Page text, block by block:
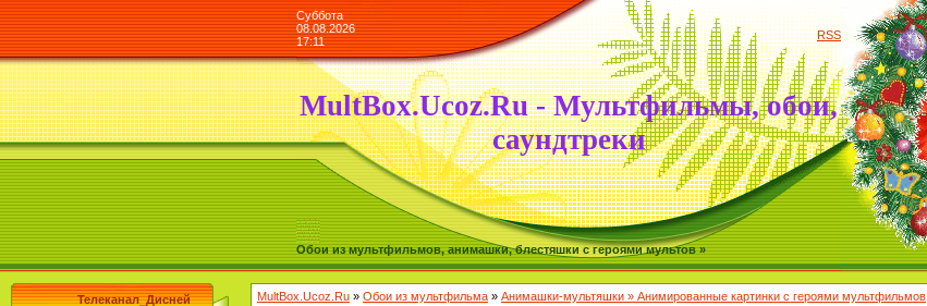
Суббота
08.08.2026
17:11
RSS
MultBox.Ucoz.Ru - Мультфильмы, обои,
саундтреки
Обои из мультфильмов, анимашки, блестяшки с героями мультов »
Телеканал_Дисней MultBox.Ucoz.Ru » Обои из мультфильма » Анимашки-мультяшки » Анимированные картинки с героями мультфильмов